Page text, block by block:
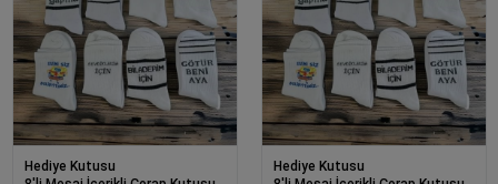
Hediye Kutusu
Hediye Kutusu